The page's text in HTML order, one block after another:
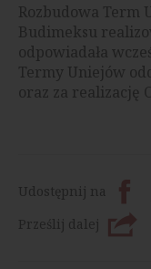
Rozbudowa Term
Budimeksu
odpowiadała
Termy Uniejów
oraz za realizację
Udostępnij na
Prześlij dalej